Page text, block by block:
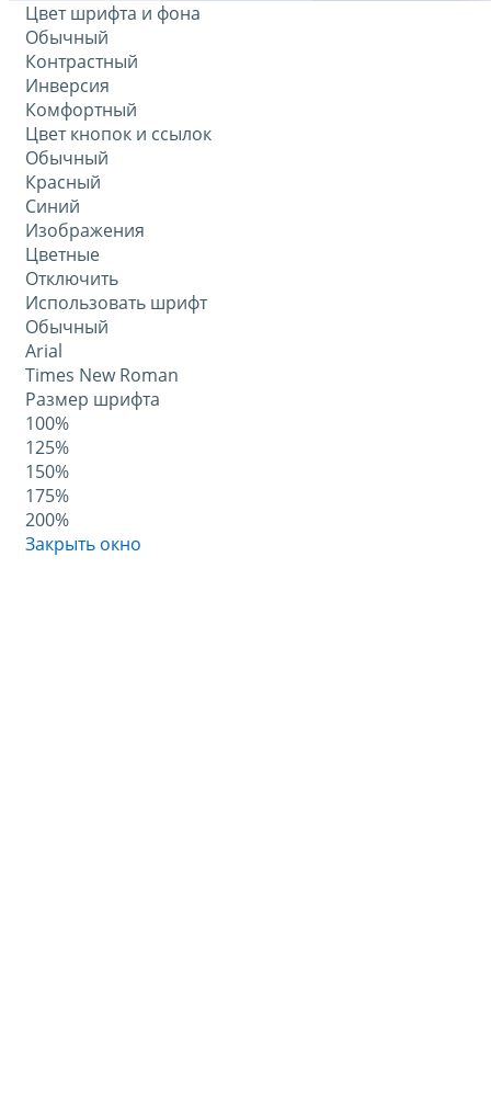
Цвет шрифта и фона
Обычный
Контрастный
Инверсия
Комфортный
Цвет кнопок и ссылок
Обычный
Красный
Синий
Изображения
Цветные
Отключить
Использовать шрифт
Обычный
Arial
Times New Roman
Размер шрифта
100%
125%
150%
175%
200%
Закрыть окно